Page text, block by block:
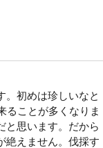
初めは珍しいなと
ることが多くなりま
と思います。だから
絶えません。伐採す